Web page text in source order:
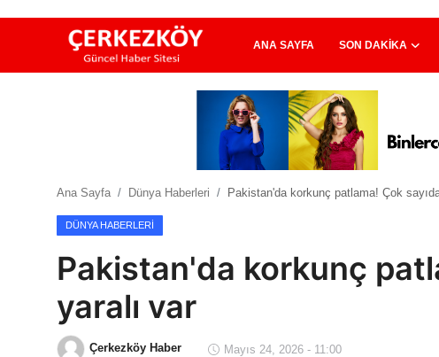
ANA SAYFA SON DAKIKA
Ekonomi Haberleri
Teknoloji Haberleri
Ana Sayfa Dünya Haberleri Pakistan'da korkunç patlama! Çok
DÜNYA HABERLERI
Pakistan'da korkunç
yaralı var
Çerkezköy Haber Mayıs 24, 2026 - 11:00